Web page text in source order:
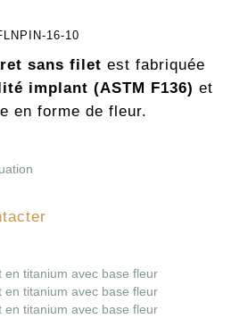
16-10
sans filet est fabriquée
implant (ASTM F136) et
en forme de fleur.
en titanium avec base fleur
en titanium avec base fleur
en titanium avec base fleur